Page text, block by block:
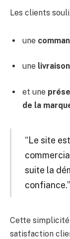
Les clients
une
une
et une
de la
“Le site
suite la
confiance.”
Cette
satisfaction